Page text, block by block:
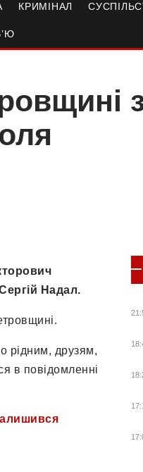
КРИМІНАЛ
Надал.
рідним, друзям,
в повідомленні